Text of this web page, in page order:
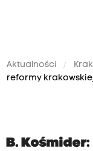
Aktualności
reformy
B.